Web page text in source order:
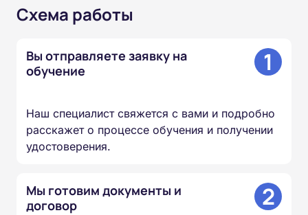
Схема работы
Вы отправляете заявку на
обучение
1
Наш специалист свяжется с вами и подробно
расскажет о процессе обучения и получении
удостоверения.
Мы готовим документы и
договор
2